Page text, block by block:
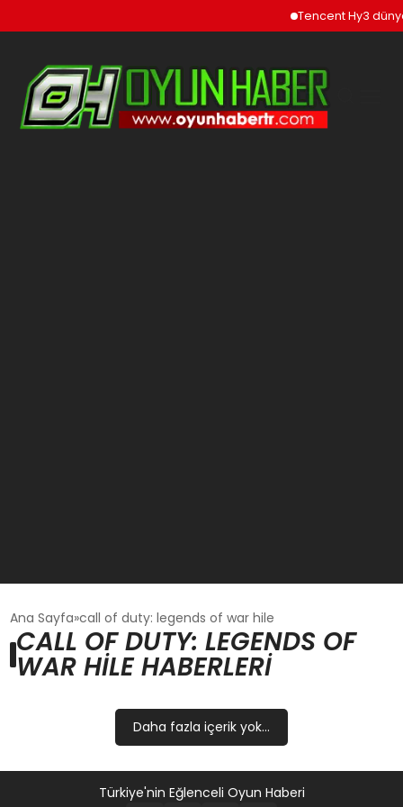
Tencent Hy3
GÜNCEL
OYUN HABERLERI
EĞITIM
Ana Sayfa call of duty: legends of war hile
CALL OF DUTY: LEGENDS OF
WAR HILE HABERLERI
Daha fazla içerik yok...
Türkiye'nin Eğlenceli Oyun Haberi